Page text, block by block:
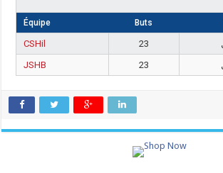
Équipe Buts
CSHil 23
JSHB
23